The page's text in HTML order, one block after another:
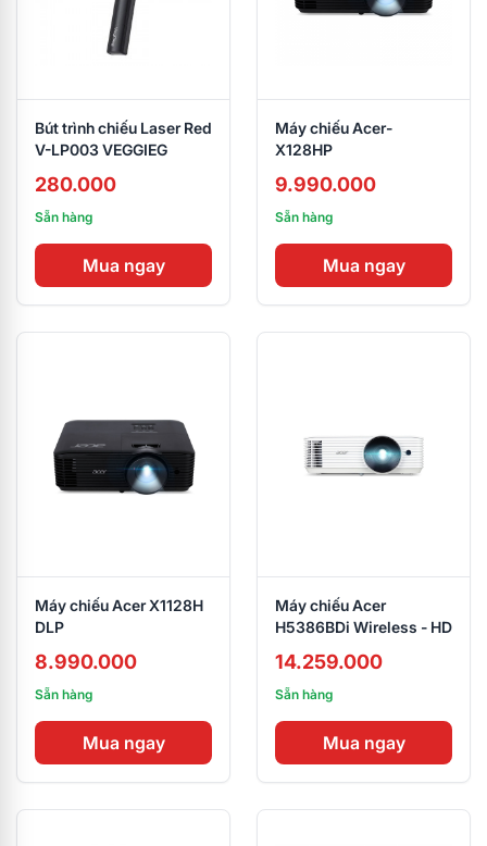
Bút trình chiếu Laser Red
V-LP003 VEGGIEG
280.000
Sẵn hàng
Mua ngay
Máy chiếu Acer-
X128HP
9.990.000
Sẵn hàng
Mua ngay
Máy chiếu Acer X1128H
DLP
8.990.000
Sẵn hàng
Mua ngay
Máy chiếu Acer
H5386BDi Wireless - HD
14.259.000
Sẵn hàng
Mua ngay